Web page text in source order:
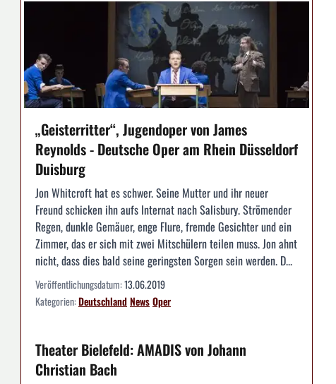
„Geisterritter“, Jugendoper von James
Reynolds - Deutsche Oper am Rhein Düsseldorf
Duisburg
Jon Whitcroft hat es schwer. Seine Mutter und ihr neuer
Freund schicken ihn aufs Internat nach Salisbury. Strömender
Regen, dunkle Gemäuer, enge Flure, fremde Gesichter und ein
Zimmer, das er sich mit zwei Mitschülern teilen muss. Jon ahnt
nicht, dass dies bald seine geringsten Sorgen sein werden. D...
Veröffentlichungsdatum:13.06.2019
Kategorien:DeutschlandNewsOper
Theater Bielefeld: AMADIS von Johann
Christian Bach